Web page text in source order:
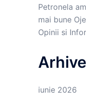
Petronela
mai bune
Opinii si
Arhive
iunie 2026